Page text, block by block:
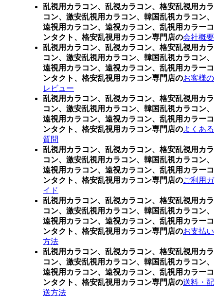
乱視用カラコン、乱視カラコン、格安乱視用カラ
コン、激安乱視用カラコン、韓国乱視カラコン、
遠視用カラコン、遠視カラコン、乱視用カラーコ
ンタクト、格安乱視用カラコン専門店の会社概要
乱視用カラコン、乱視カラコン、格安乱視用カラ
コン、激安乱視用カラコン、韓国乱視カラコン、
遠視用カラコン、遠視カラコン、乱視用カラーコ
ンタクト、格安乱視用カラコン専門店のお客様の
レビュー
乱視用カラコン、乱視カラコン、格安乱視用カラ
コン、激安乱視用カラコン、韓国乱視カラコン、
遠視用カラコン、遠視カラコン、乱視用カラーコ
ンタクト、格安乱視用カラコン専門店のよくある
質問
乱視用カラコン、乱視カラコン、格安乱視用カラ
コン、激安乱視用カラコン、韓国乱視カラコン、
遠視用カラコン、遠視カラコン、乱視用カラーコ
ンタクト、格安乱視用カラコン専門店のご利用ガ
イド
乱視用カラコン、乱視カラコン、格安乱視用カラ
コン、激安乱視用カラコン、韓国乱視カラコン、
遠視用カラコン、遠視カラコン、乱視用カラーコ
ンタクト、格安乱視用カラコン専門店のお支払い
方法
乱視用カラコン、乱視カラコン、格安乱視用カラ
コン、激安乱視用カラコン、韓国乱視カラコン、
遠視用カラコン、遠視カラコン、乱視用カラーコ
ンタクト、格安乱視用カラコン専門店の送料・配
送方法